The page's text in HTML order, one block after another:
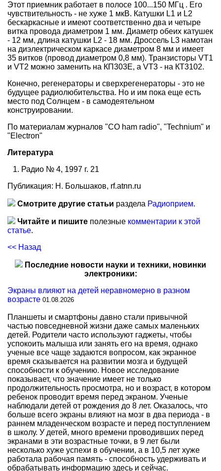
Этот приемник работает в полосе 100...150 МГц . Его
чувствительность - не хуже 1 мкВ. Катушки L1 и L2
бескаркасные и имеют соответственно два и четыре
витка провода диаметром 1 мм. Диаметр обеих катушек
- 12 мм, длина катушки L2 - 18 мм. Дроссель L3 намотан
на диэлектрическом каркасе диаметром 8 мм и имеет
35 витков (провод диаметром 0,8 мм). Транзисторы VT1
и VT2 можно заменить на КП303Е, а VT3 - на КТ3102.
Конечно, регенераторы и сверхрегенераторы - это не
будущее радиолюбительства. Но и им пока еще есть
место под Солнцем - в самодеятельном
конструировании.
По материалам журналов "СО ham radio", "Technium" и
"Electron"
Литература
Радио № 4, 1997 г. 21
Публикация: Н. Большаков, rf.atnn.ru
Смотрите другие статьи раздела Радиоприем.
Читайте и пишите полезные комментарии к этой
статье.
<< Назад
Последние новости науки и техники, новинки
электроники:
Экраны влияют на детей неравномерно в разном
возрасте 01.08.2026
Планшеты и смартфоны давно стали привычной
частью повседневной жизни даже самых маленьких
детей. Родители часто используют гаджеты, чтобы
успокоить малыша или занять его на время, однако
ученые все чаще задаются вопросом, как экранное
время сказывается на развитии мозга и будущей
способности к обучению. Новое исследование
показывает, что значение имеет не только
продолжительность просмотра, но и возраст, в котором
ребенок проводит время перед экраном. Ученые
наблюдали детей от рождения до 8 лет. Оказалось, что
больше всего экраны влияют на мозг в два периода - в
раннем младенческом возрасте и перед поступлением
в школу. У детей, много времени проводивших перед
экранами в эти возрастные точки, в 9 лет были
несколько хуже успехи в обучении, а в 10,5 лет хуже
работала рабочая память - способность удерживать и
обрабатывать информацию здесь и сейчас.